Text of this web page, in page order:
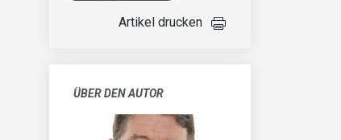
Artikel drucken
ÜBER DEN AUTOR